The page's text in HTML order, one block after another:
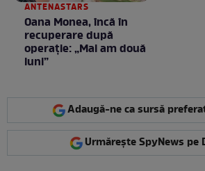
ANTENASTARS
Oana Monea, încă în
recuperare după
operație: „Mai am două
luni”
Adaugă-ne ca sursă
Urmărește SpyNews pe